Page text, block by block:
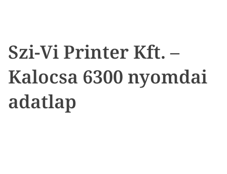
d
a
Szi-Vi Printer Kft. –
Kalocsa 6300 nyomdai
adatlap